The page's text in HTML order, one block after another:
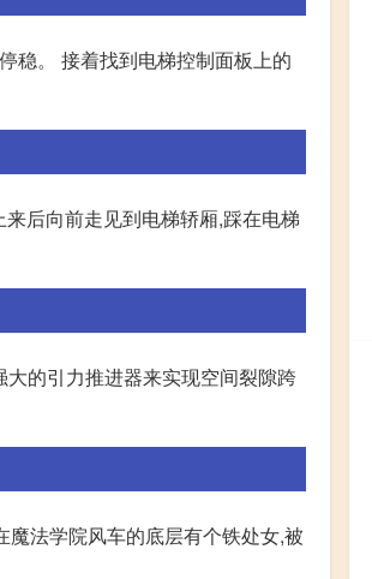
稳。 接着找到电梯控制面板上的
后向前走见到电梯轿厢,踩在电梯
的引力推进器来实现空间裂隙跨
法学院风车的底层有个铁处女,被